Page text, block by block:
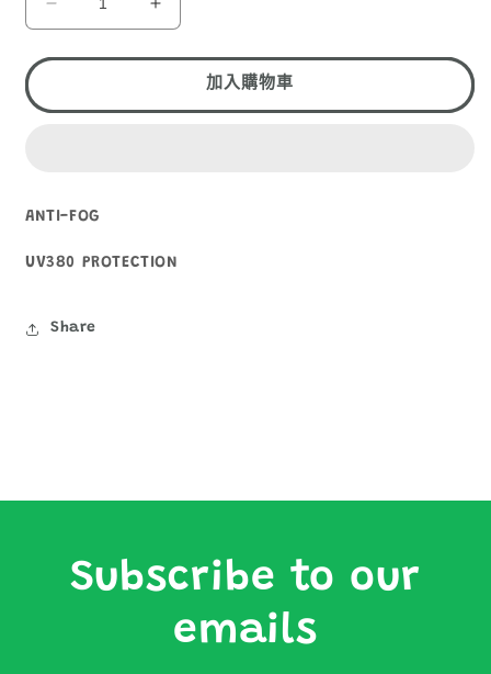
SPEEDO
JUNIOR
MARINER
MIRROR
少
SPEEDO
JUNIOR
MARINER
SUPREME
MIRROR
加入購物車
ANTI-FOG
UV380 PROTECTION
Share
Subscribe to our
emails